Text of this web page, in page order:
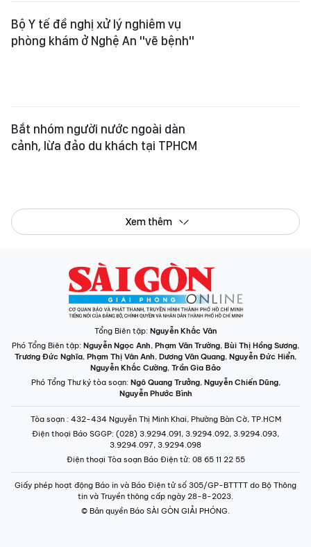
phòng khám ở Nghệ An "vẽ bệnh"
Xem thêm
Tổng Biên tập:
Nguyễn Khắc Văn
Phó Tổng Biên tập:Nguyễn Ngọc Anh Phạm Văn Trường
Trương Đức Nghĩa
Phạm Thị Vân Anh Dương Văn Quang
Nguyễn Khắc Cường,Trần Gia Bảo
Phó Tổng Thư ký tòa soạn:Ngô Quang Trưởng,Nguyễn Chiến Dũng
Tòa soạn : 432-434 Nguyễn Thị Minh Khai, Phường Bàn Cờ, TP.HCM
Điện thoại Báo SGGP: (028) 3.9294.091, 3.9294.092, 3.9294.093,
3.9294.097, 3.9294.098
Điện thoại Tòa soạn Báo Điện tử: 08 65 11 22 55
Giấy phép hoạt động Báo in và Báo Điện tử số 305/GP-BTTTT do Bộ Thông
tin và Truyền thông cấp ngày 28-8-2023.
© Bản quyền Báo SÀI GÒN GIẢI PHÓNG.